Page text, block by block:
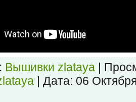
Вышивки zlataya |
| Дата: 06